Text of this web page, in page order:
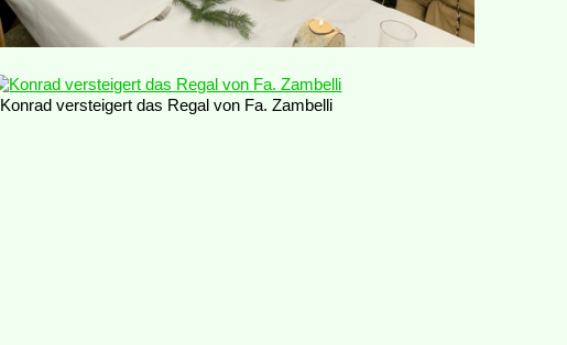
Konrad versteigert das Regal von Fa. Zambelli